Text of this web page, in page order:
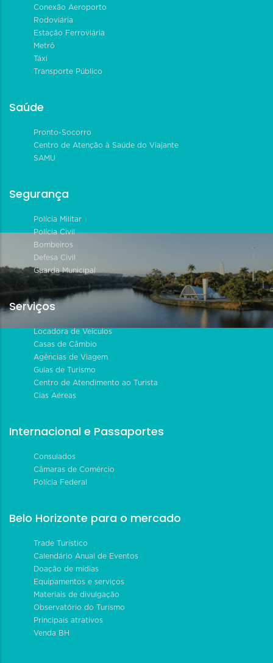
Conexão Aeroporto
Rodoviária
Estação Ferroviária
Metrô
Táxi
Transporte Público
Saúde
Pronto-Socorro
Centro de Atenção à Saúde do Viajante
SAMU
Segurança
Polícia Militar
Polícia Civil
Bombeiros
Defesa Civil
Guarda Municipal
Serviços
Locadora de Veículos
Casas de Câmbio
Agências de Viagem
Guias de Turismo
Centro de Atendimento ao Turista
Cias Aéreas
Internacional e Passaportes
Consulados
Câmaras de Comércio
Polícia Federal
Belo Horizonte para o mercado
Trade Turístico
Calendário Anual de Eventos
Doação de mídias
Equipamentos e serviços
Materiais de divulgação
Observatório do Turismo
Principais atrativos
Venda BH